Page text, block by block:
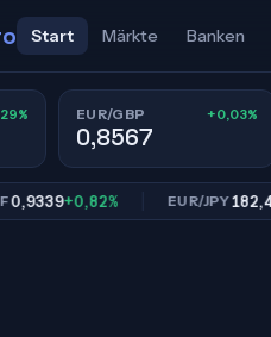
Start Märkte Banken
EUR/GBP +0,03%
0,8567
+0,82% EUR/JPY182,41